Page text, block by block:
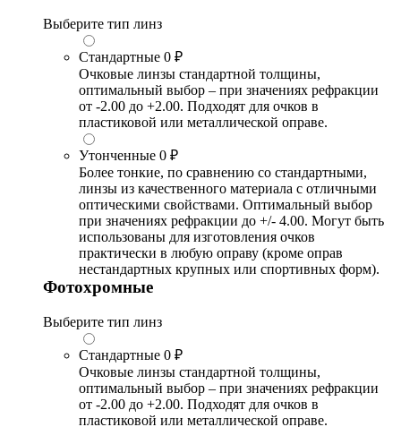
Выберите тип линз
Стандартные 0 ₽
Очковые линзы стандартной толщины,
оптимальный выбор – при значениях рефракции
от -2.00 до +2.00. Подходят для очков в
пластиковой или металлической оправе.
Утонченные 0 ₽
Более тонкие, по сравнению со стандартными,
линзы из качественного материала с отличными
оптическими свойствами. Оптимальный выбор
при значениях рефракции до +/- 4.00. Могут быть
использованы для изготовления очков
практически в любую оправу (кроме оправ
нестандартных крупных или спортивных форм).
Фотохромные
Выберите тип линз
Стандартные 0 ₽
Очковые линзы стандартной толщины,
оптимальный выбор – при значениях рефракции
от -2.00 до +2.00. Подходят для очков в
пластиковой или металлической оправе.